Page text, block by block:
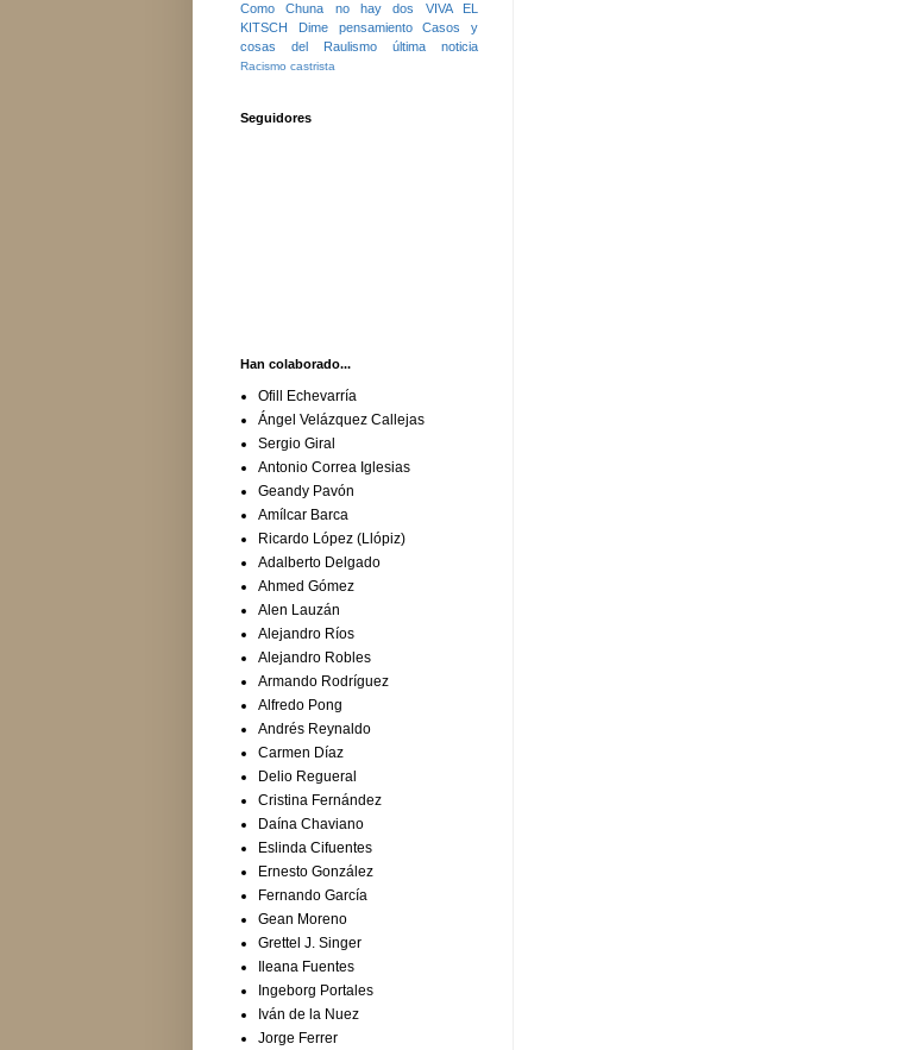
Como Chuna no hay dos
VIVA EL
KITSCH
Dime pensamiento
Casos y
cosas del Raulismo
última noticia
Racismo castrista
Seguidores
Han colaborado...
Ofill Echevarría
Ángel Velázquez Callejas
Sergio Giral
Antonio Correa Iglesias
Geandy Pavón
Amílcar Barca
Ricardo López (Llópiz)
Adalberto Delgado
Ahmed Gómez
Alen Lauzán
Alejandro Ríos
Alejandro Robles
Armando Rodríguez
Alfredo Pong
Andrés Reynaldo
Carmen Díaz
Delio Regueral
Cristina Fernández
Daína Chaviano
Eslinda Cifuentes
Ernesto González
Fernando García
Gean Moreno
Grettel J. Singer
Ileana Fuentes
Ingeborg Portales
Iván de la Nuez
Jorge Ferrer